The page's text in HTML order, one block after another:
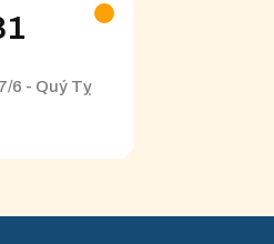
6 - Quý Tỵ